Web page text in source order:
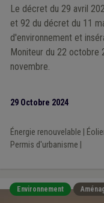
Le décret du 29 avril
et 92 du décret du 11
d'environnement et
Moniteur du 22 octobre
novembre.
29 Octobre 2024
Énergie renouvelable
Permis d'urbanisme
Environnement